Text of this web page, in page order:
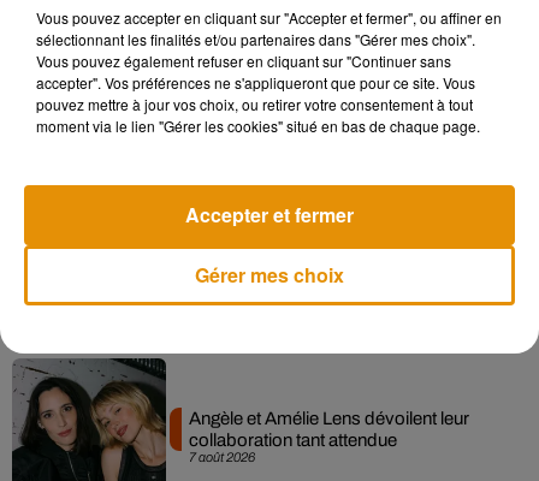
— Montespanpan QQ (@Miss_Peluche)13 mai 2018
Sensation » avec Kylie Minogue
7 août 2026
Angèle et Amélie Lens dévoilent leur
collaboration tant attendue
Vous pouvez accepter en cliquant sur "Accepter et fermer", ou affiner en
sélectionnant les finalités et/ou partenaires dans "Gérer mes choix".
Vous pouvez également refuser en cliquant sur "Continuer sans
accepter". Vos préférences ne s'appliqueront que pour ce site. Vous
pouvez mettre à jour vos choix, ou retirer votre consentement à tout
moment via le lien "Gérer les cookies" situé en bas de chaque page.
Gérer mes choix
Accepter et fermer